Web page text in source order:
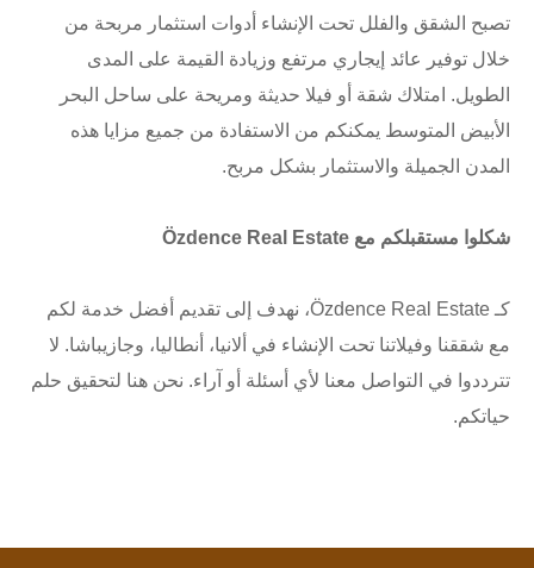
تصبح الشقق والفلل تحت الإنشاء أدوات استثمار مربحة من
خلال توفير عائد إيجاري مرتفع وزيادة القيمة على المدى
الطويل. امتلاك شقة أو فيلا حديثة ومريحة على ساحل البحر
الأبيض المتوسط يمكنكم من الاستفادة من جميع مزايا هذه
المدن الجميلة والاستثمار بشكل مربح.
شكلوا مستقبلكم مع Özdence Real Estate
كـ Özdence Real Estate، نهدف إلى تقديم أفضل خدمة لكم
مع شققنا وفيلاتنا تحت الإنشاء في ألانيا، أنطاليا، وجازيباشا. لا
تترددوا في التواصل معنا لأي أسئلة أو آراء. نحن هنا لتحقيق حلم
حياتكم.